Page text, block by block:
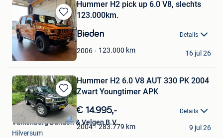
Bewaren
in
Mijn
Favorieten
Hummer H2 pick up 6.0 V8, slechts
123.000km.
Bieden Details
2006 123.000 km
Bjorn
Bilzen
16 jul 26
Bewaren
in
Mijn
Favorieten
Hummer H2 6.0 V8 AUT 330 PK 2004
Zwart Youngtimer APK
€ 14.995,- Details
2004 283.779 km
Valkenburg Banden & Velgen B.V.
Hilversum
9 jul 26